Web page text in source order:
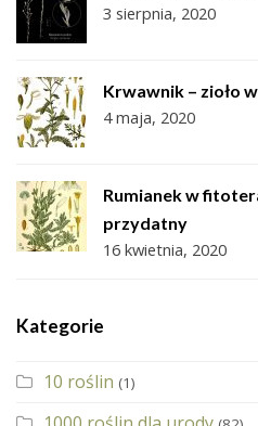
3 sierpnia, 2020
Krwawnik – zioło
4 maja, 2020
Rumianek w
przydatny
16 kwietnia, 2020
Kategorie
10 roślin (1)